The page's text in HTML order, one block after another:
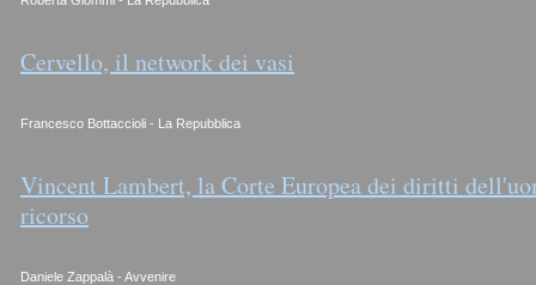
Cervello, il network dei vasi
Francesco Bottaccioli - La Repubblica
Vincent Lambert, la Corte Europea dei diritti
ricorso
Daniele Zappalà - Avvenire